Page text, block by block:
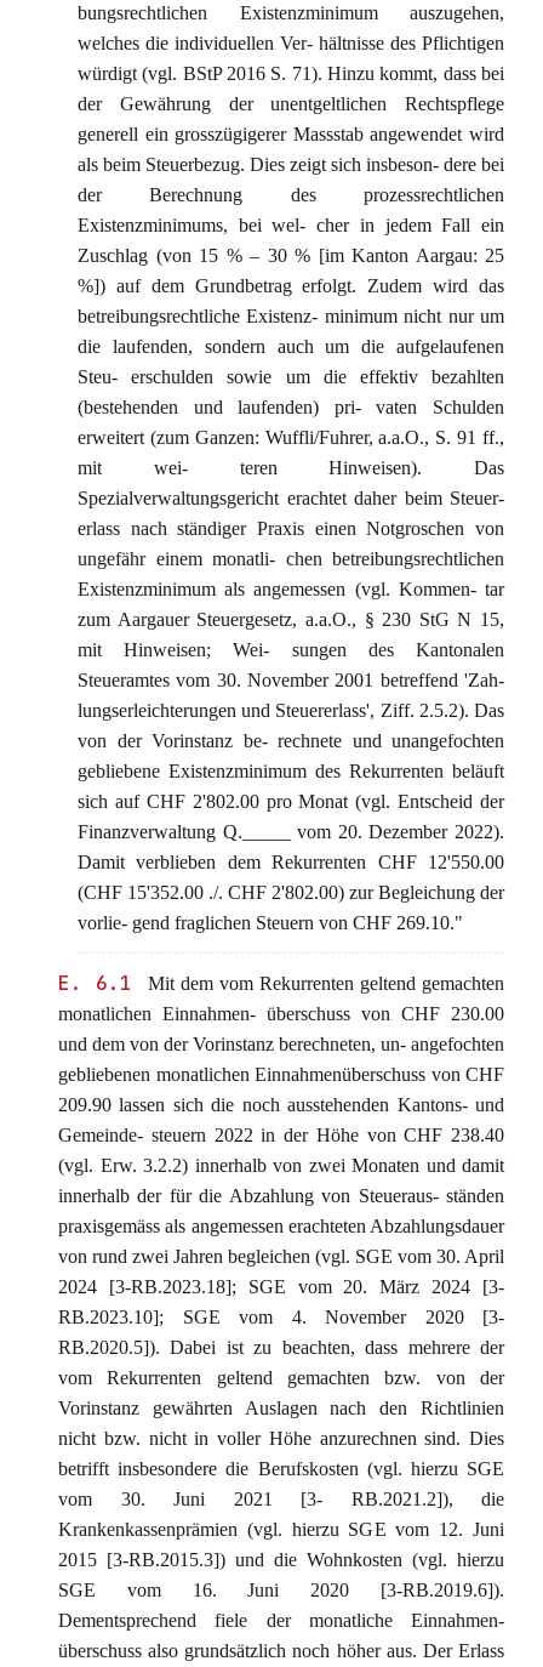
bungsrechtlichen Existenzminimum auszugehen,
welches die individuellen Ver- hältnisse des Pflichtigen
würdigt (vgl. BStP 2016 S. 71). Hinzu kommt, dass bei
der Gewährung der unentgeltlichen Rechtspflege
generell ein grosszügigerer Massstab angewendet wird
als beim Steuerbezug. Dies zeigt sich insbeson- dere bei
der Berechnung des prozessrechtlichen
Existenzminimums, bei wel- cher in jedem Fall ein
Zuschlag (von 15 % – 30 % [im Kanton Aargau: 25
%]) auf dem Grundbetrag erfolgt. Zudem wird das
betreibungsrechtliche Existenz- minimum nicht nur um
die laufenden, sondern auch um die aufgelaufenen
Steu- erschulden sowie um die effektiv bezahlten
(bestehenden und laufenden) pri- vaten Schulden
erweitert (zum Ganzen: Wuffli/Fuhrer, a.a.O., S. 91 ff.,
mit wei- teren Hinweisen). Das
Spezialverwaltungsgericht erachtet daher beim Steuer-
erlass nach ständiger Praxis einen Notgroschen von
ungefähr einem monatli- chen betreibungsrechtlichen
Existenzminimum als angemessen (vgl. Kommen- tar
zum Aargauer Steuergesetz, a.a.O., § 230 StG N 15,
mit Hinweisen; Wei- sungen des Kantonalen
Steueramtes vom 30. November 2001 betreffend 'Zah-
lungserleichterungen und Steuererlass', Ziff. 2.5.2). Das
von der Vorinstanz be- rechnete und unangefochten
gebliebene Existenzminimum des Rekurrenten beläuft
sich auf CHF 2'802.00 pro Monat (vgl. Entscheid der
Finanzverwaltung Q._____ vom 20. Dezember 2022).
Damit verblieben dem Rekurrenten CHF 12'550.00
(CHF 15'352.00 ./. CHF 2'802.00) zur Begleichung der
vorlie- gend fraglichen Steuern von CHF 269.10."
E. 6.1
Mit dem vom Rekurrenten geltend gemachten
monatlichen Einnahmen- überschuss von CHF 230.00
und dem von der Vorinstanz berechneten, un- angefochten
gebliebenen monatlichen Einnahmenüberschuss von CHF
209.90 lassen sich die noch ausstehenden Kantons- und
Gemeinde- steuern 2022 in der Höhe von CHF 238.40
(vgl. Erw. 3.2.2) innerhalb von zwei Monaten und damit
innerhalb der für die Abzahlung von Steueraus- ständen
praxisgemäss als angemessen erachteten Abzahlungsdauer
von rund zwei Jahren begleichen (vgl. SGE vom 30. April
2024 [3-RB.2023.18]; SGE vom 20. März 2024 [3-
RB.2023.10]; SGE vom 4. November 2020 [3-
RB.2020.5]). Dabei ist zu beachten, dass mehrere der
vom Rekurrenten geltend gemachten bzw. von der
Vorinstanz gewährten Auslagen nach den Richtlinien
nicht bzw. nicht in voller Höhe anzurechnen sind. Dies
betrifft insbesondere die Berufskosten (vgl. hierzu SGE
vom 30. Juni 2021 [3- RB.2021.2]), die
Krankenkassenprämien (vgl. hierzu SGE vom 12. Juni
2015 [3-RB.2015.3]) und die Wohnkosten (vgl. hierzu
SGE vom 16. Juni 2020 [3-RB.2019.6]).
Dementsprechend fiele der monatliche Einnahmen-
überschuss also grundsätzlich noch höher aus. Der Erlass